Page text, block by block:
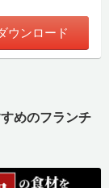
ウンロード
めのフランチ